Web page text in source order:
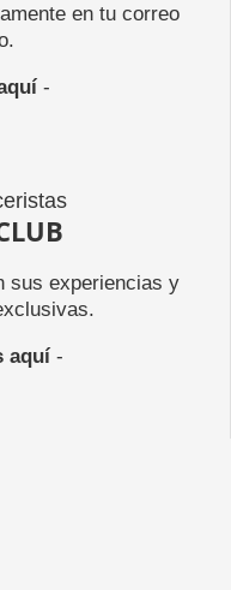
en tu correo
-
sus experiencias y
aquí-